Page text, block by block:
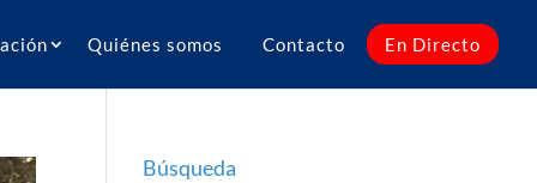
Quiénes somos Contacto En Directo
Búsqueda